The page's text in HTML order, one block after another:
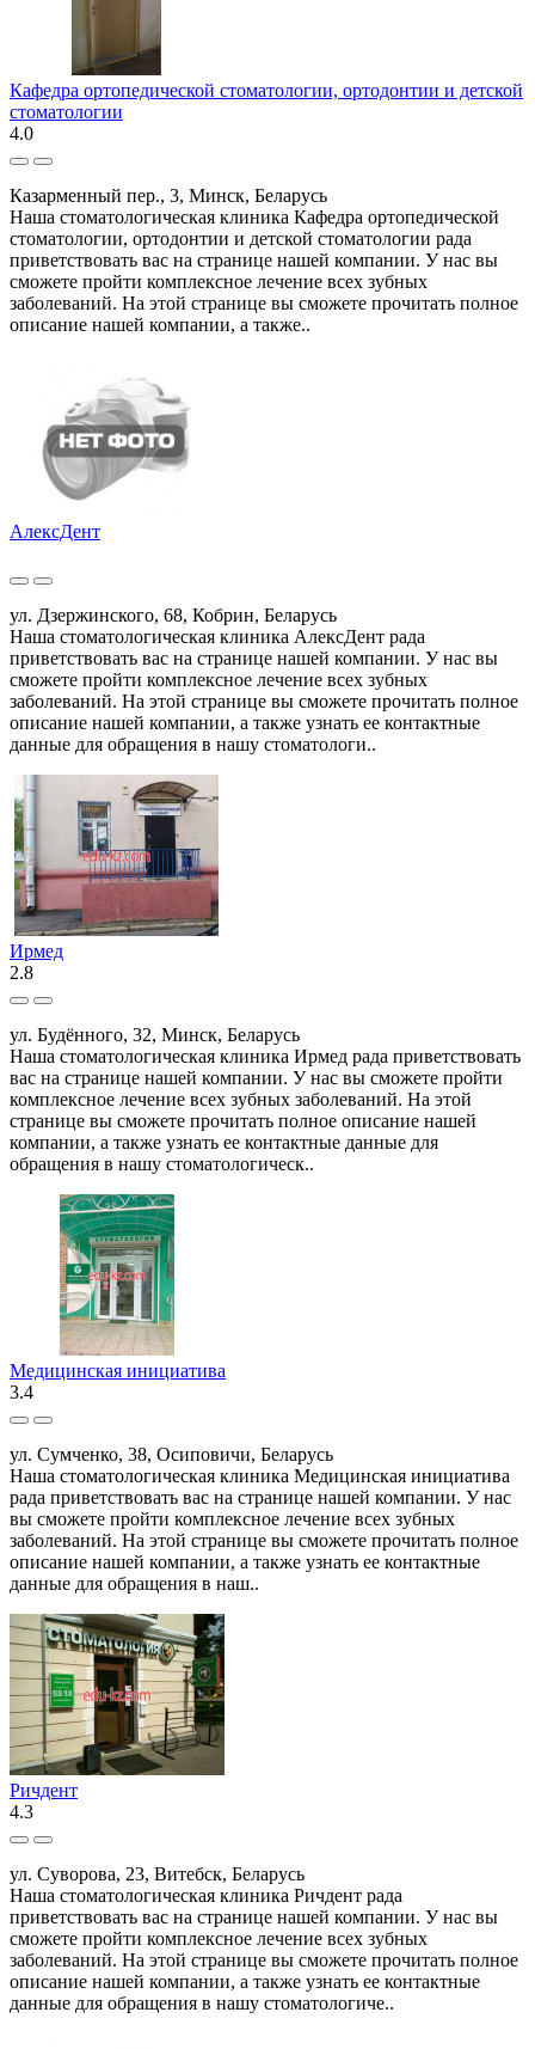
Кафедра ортопедической стоматологии, ортодонтии и детской
стоматологии
4.0
Казарменный пер., 3, Минск, Беларусь
Наша стоматологическая клиника Кафедра ортопедической
стоматологии, ортодонтии и детской стоматологии рада
приветствовать вас на странице нашей компании. У нас вы
сможете пройти комплексное лечение всех зубных
заболеваний. На этой странице вы сможете прочитать полное
описание нашей компании, а также..
АлексДент
ул. Дзержинского, 68, Кобрин, Беларусь
Наша стоматологическая клиника АлексДент рада
приветствовать вас на странице нашей компании. У нас вы
сможете пройти комплексное лечение всех зубных
заболеваний. На этой странице вы сможете прочитать полное
описание нашей компании, а также узнать ее контактные
данные для обращения в нашу стоматологи..
Ирмед
2.8
ул. Будённого, 32, Минск, Беларусь
Наша стоматологическая клиника Ирмед рада приветствовать
вас на странице нашей компании. У нас вы сможете пройти
комплексное лечение всех зубных заболеваний. На этой
странице вы сможете прочитать полное описание нашей
компании, а также узнать ее контактные данные для
обращения в нашу стоматологическ..
Медицинская инициатива
3.4
ул. Сумченко, 38, Осиповичи, Беларусь
Наша стоматологическая клиника Медицинская инициатива
рада приветствовать вас на странице нашей компании. У нас
вы сможете пройти комплексное лечение всех зубных
заболеваний. На этой странице вы сможете прочитать полное
описание нашей компании, а также узнать ее контактные
данные для обращения в наш..
Ричдент
4.3
ул. Суворова, 23, Витебск, Беларусь
Наша стоматологическая клиника Ричдент рада
приветствовать вас на странице нашей компании. У нас вы
сможете пройти комплексное лечение всех зубных
заболеваний. На этой странице вы сможете прочитать полное
описание нашей компании, а также узнать ее контактные
данные для обращения в нашу стоматологиче..